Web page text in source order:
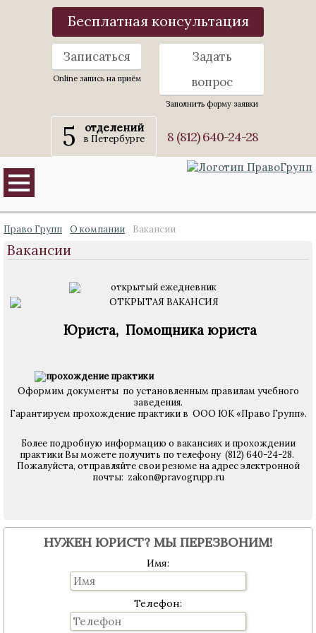
Бесплатная консультация
Записаться
Online запись на приём
Задать
вопрос
Заполнить форму заявки
5 отделений
в Петербурге 8 (812) 640-24-28
Право Групп О компании Вакансии
Вакансии
Юриста, Помощника юриста
Оформим документы по установленным правилам учебного
заведения.
Гарантируем прохождение практики в ООО ЮК «Право Групп».
Более подробную информацию о вакансиях и прохождении
практики Вы можете получить по телефону (812) 640-24-28.
Пожалуйста, отправляйте свои резюме на адрес электронной
почты: zakon@pravogrupp.ru
НУЖЕН ЮРИСТ? МЫ ПЕРЕЗВОНИМ!
Имя:
Телефон: